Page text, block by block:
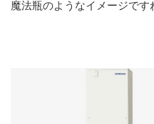
魔法瓶のようなイメージです